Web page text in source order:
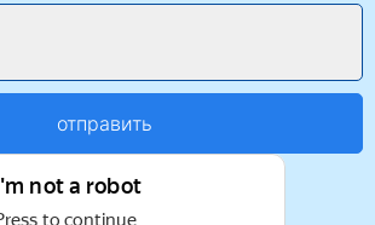
отправить